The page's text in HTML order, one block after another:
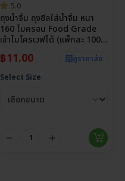
5.0
ถุงน้ำจิ้ม ถุงซีลใส่น้ำจิ้ม หนา
160 ไมครอน Food Grade
เข้าไมโครเวฟได้ (แพ็กละ 100
฿11.00
ดูราคาส่ง
Select Size